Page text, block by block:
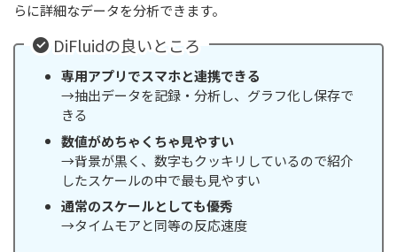
らに詳細なデータを分析できます。
DiFluidの良いところ
専用アプリでスマホと連携できる
→抽出データを記録・分析し、グラフ化し保存で
きる
数値がめちゃくちゃ見やすい
→背景が黒く、数字もクッキリしているので紹介
したスケールの中で最も見やすい
通常のスケールとしても優秀
→タイムモアと同等の反応速度